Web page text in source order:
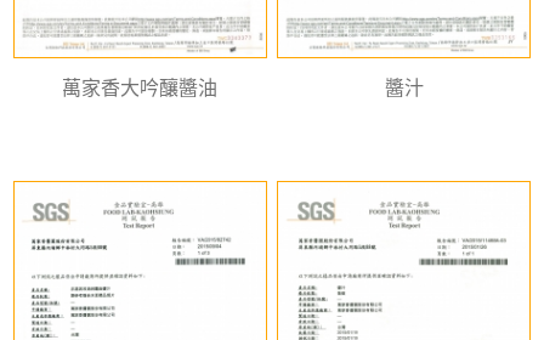
萬家香大吟釀醬油 醬汁